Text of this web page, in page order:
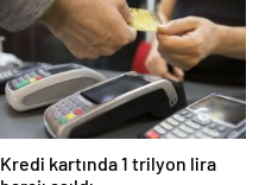
Kredi kartında 1 trilyon lira